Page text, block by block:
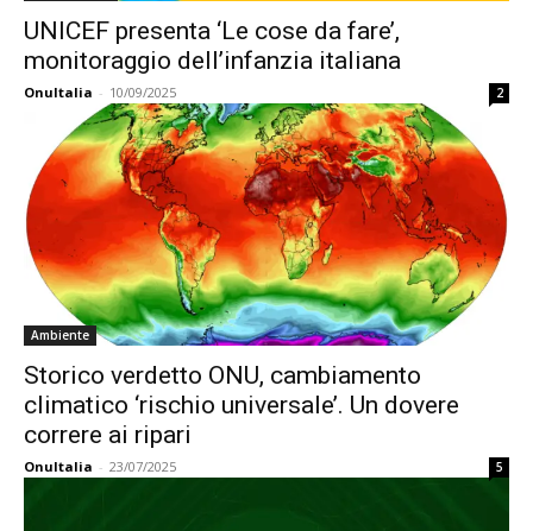
UNICEF presenta ‘Le cose da fare’,
monitoraggio dell’infanzia italiana
OnuItalia - 10/09/2025 2
Ambiente
Storico verdetto ONU, cambiamento
climatico ‘rischio universale’. Un dovere
correre ai ripari
OnuItalia - 23/07/2025 5